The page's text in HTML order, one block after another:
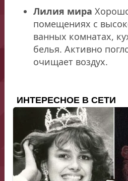
Лилия мира
помещениях с
ванных комнатах,
белья. Активно
очищает воздух.